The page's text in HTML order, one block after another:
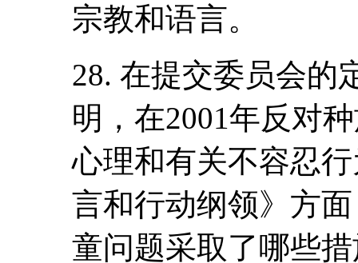
宗教和语言。
28. 在提交委员会的
明，在2001年反对
心理和有关不容忍
言和行动纲领》方
童问题采取了哪些